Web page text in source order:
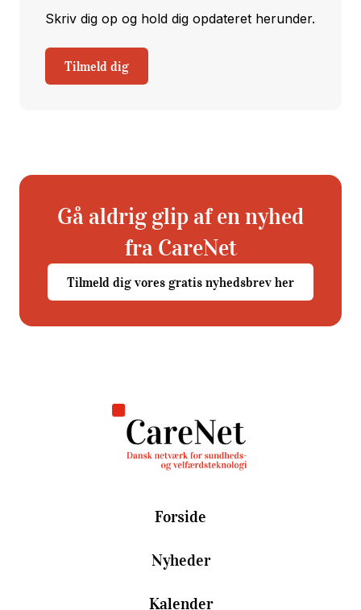
Skriv dig op og hold dig opdateret herunder.
Tilmeld dig
Gå aldrig glip af en nyhed
fra CareNet
Tilmeld dig vores gratis nyhedsbrev her
Forside
Nyheder
Kalender